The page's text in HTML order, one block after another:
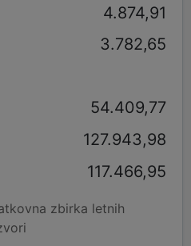
4.874,91
3.782,65
54.409,77
127.943,98
117.466,95
zbirka letnih